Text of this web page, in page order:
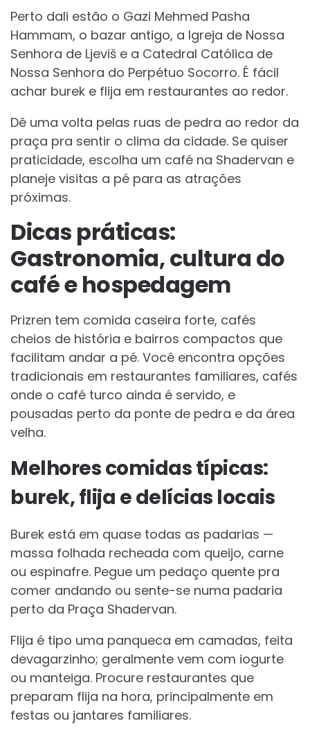
Perto dali estão o Gazi Mehmed Pasha
Hammam, o bazar antigo, a Igreja de Nossa
Senhora de Ljeviš e a Catedral Católica de
Nossa Senhora do Perpétuo Socorro. É fácil
achar burek e flija em restaurantes ao redor.
Dê uma volta pelas ruas de pedra ao redor da
praça pra sentir o clima da cidade. Se quiser
praticidade, escolha um café na Shadervan e
planeje visitas a pé para as atrações
próximas.
Dicas práticas:
Gastronomia, cultura do
café e hospedagem
Prizren tem comida caseira forte, cafés
cheios de história e bairros compactos que
facilitam andar a pé. Você encontra opções
tradicionais em restaurantes familiares, cafés
onde o café turco ainda é servido, e
pousadas perto da ponte de pedra e da área
velha.
Melhores comidas típicas:
burek, flija e delícias locais
Burek está em quase todas as padarias —
massa folhada recheada com queijo, carne
ou espinafre. Pegue um pedaço quente pra
comer andando ou sente-se numa padaria
perto da Praça Shadervan.
Flija é tipo uma panqueca em camadas, feita
devagarzinho; geralmente vem com iogurte
ou manteiga. Procure restaurantes que
preparam flija na hora, principalmente em
festas ou jantares familiares.